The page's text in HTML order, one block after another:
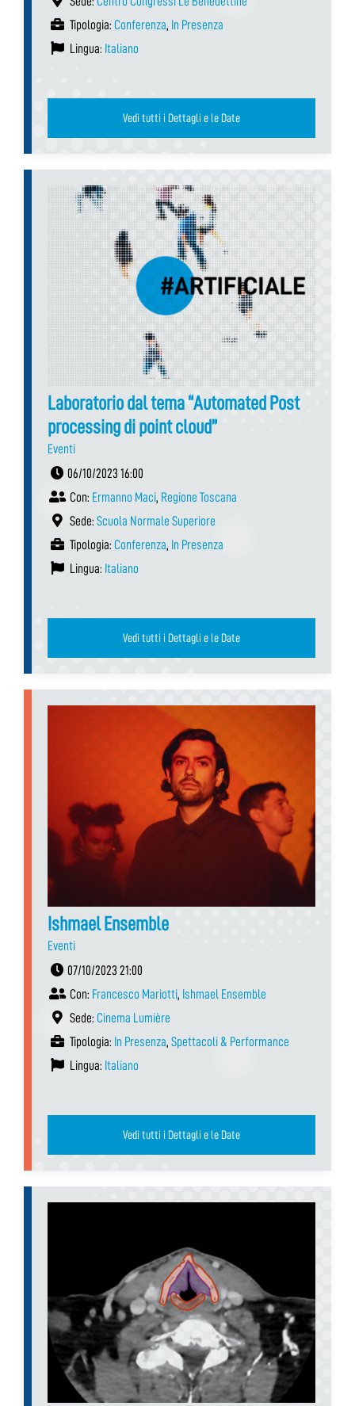
Tipologia: Conferenza, In Presenza
Lingua: Italiano
Vedi tutti i Dettagli e le Date
Laboratorio dal tema “Automated Post
processing di point cloud”
Eventi
06/10/2023 16:00
Con: Ermanno Maci, Regione Toscana
Sede: Scuola Normale Superiore
Tipologia: Conferenza, In Presenza
Lingua: Italiano
Vedi tutti i Dettagli e le Date
Ishmael Ensemble
Eventi
07/10/2023 21:00
Con: Francesco Mariotti, Ishmael Ensemble
Sede: Cinema Lumière
Tipologia: In Presenza, Spettacoli & Performance
Lingua: Italiano
Vedi tutti i Dettagli e le Date